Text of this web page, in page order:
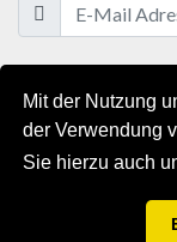
Mit der Nutzung
der Verwendung
Sie hierzu auch
© 2019 -